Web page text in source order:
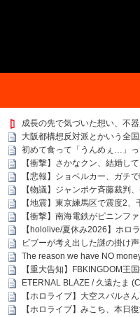
成長の先で気づいた想い、不
大阪都構想反対派とかいう全
初めて食って「うんめぇ…」
【衝撃】さかなクン、結婚し
【悲報】ショベルカー、ガチ
【物議】ジャンポケ斉藤裁判
【地震】東京練馬区で震度2
【衝撃】南海電鉄がピニンフ
【hololive/夏休み2026】ホロ
ビブーが考え出した謎の掛け
The reason we have NO
【重大告知】FBKINGDOM王
ETERNAL BLAZE / 久遠たま
【ホロライブ】大空スバルさ
【ホロライブ】みこち、本日